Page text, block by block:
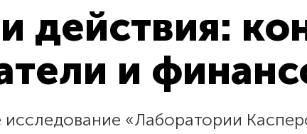
действия:
и
«Лаборатории